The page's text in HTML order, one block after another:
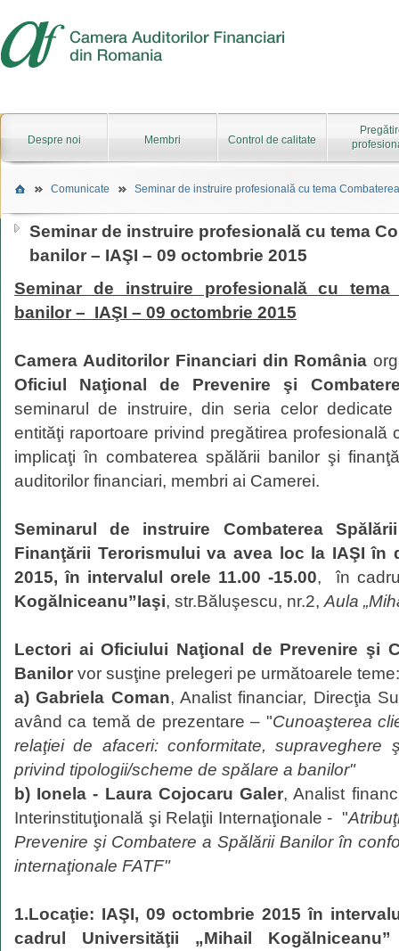
Despre noi Membri Control de calitate
Comunicate Seminar de instruire profesională cu tema
Seminar de instruire profesională cu tema
banilor – IAŞI – 09 octombrie 2015
Seminar de instruire profesională cu tema
banilor – IAŞI – 09 octombrie 2015
Camera Auditorilor Financiari din România
Oficiul Naţional de Prevenire şi
seminarul de instruire, din seria celor
entităţi raportoare privind pregătirea profesională
implicaţi în combaterea spălării banilor şi
auditorilor financiari, membri ai Camerei.
Seminarul de instruire Combaterea
Finanţării Terorismului va avea loc la IAŞI în
2015, în intervalul orele 11.00 -15.00, în
Kogălniceanu”Iaşi, str.Băluşescu, nr.2, Aula
Lectori ai Oficiului Naţional de Prevenire şi
Banilor vor susţine prelegeri pe următoarele teme:
a) Gabriela Coman, Analist financiar, Direcţia
având ca temă de prezentare – "Cunoaşterea
relaţiei de afaceri: conformitate, supraveghere
privind tipologii/scheme de spălare a banilor"
b) Ionela - Laura Cojocaru Galer, Analist
Interinstituţională şi Relaţii Internaţionale - "
Prevenire şi Combatere a Spălării Banilor în
internaţionale FATF"
1.Locaţie: IAŞI, 09 octombrie 2015 în
cadrul Universităţii „Mihail